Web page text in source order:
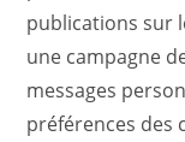
publications sur
une campagne
messages
préférences des